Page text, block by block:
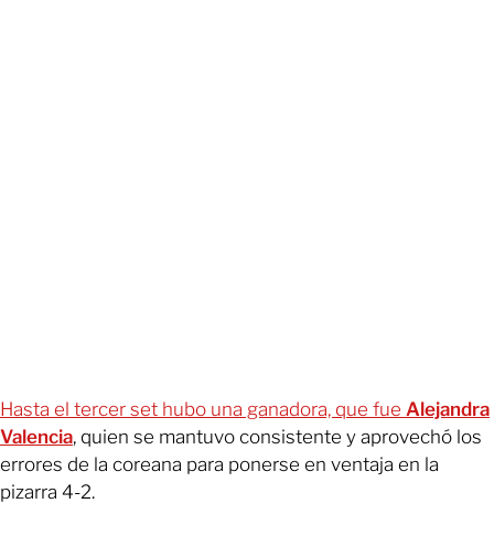
Hasta el tercer set hubo una ganadora, que fue Alejandra
Valencia, quien se mantuvo consistente y aprovechó los
errores de la coreana para ponerse en ventaja en la
pizarra 4-2.